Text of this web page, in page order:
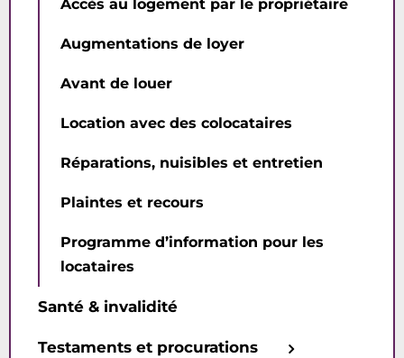
Accès au logement par le propriétaire
Augmentations de loyer
Avant de louer
Location avec des colocataires
Réparations, nuisibles et entretien
Plaintes et recours
Programme d’information pour les
locataires
Santé & invalidité
Testaments et procurations